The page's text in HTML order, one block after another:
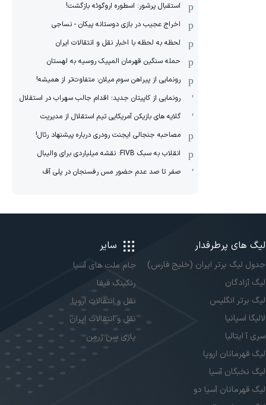
استقبال پرشور: اسطوره اروگوئه بازگشت!
اخراج عجیب در بازی دوستانه پیکان - نساجی
لحظه به لحظه با اخبار نقل و انتقالات ایران
حمله سنگین قهرمان المپیک روسیه به لهستان
رونمایی از پیراهن سوم میلان: متفاوت‌تر از همیشه!
رونمایی از کاپیتان جدید؛ اقدام جالب سهراب در استقلال
گلایه های بازیکن آمریکایی تیم استقلال از مدیریت
مصاحبه جنجالی ایجنت رودری درباره پیشنهاد رئال!
انقلاب به سبک FIVB: نقشه میلیاردی برای والیبال
صفر تا صد عدم حضور مس رفسنجان در پلی آف
لیگ های پرطرفدار
جدول لیگ برتر ایران (خلیج فارس)
لیگ آزادگان
لیگ برتر انگلیس
لالیگا اسپانیا
سری آ ایتالیا
لیگ قهرمانان اروپا
لیگ نخبگان آسیا
لیگ قهرمانان آسیا دو
سایر
جام ملت های آسیا
رنکینگ فیفا
نقل و انتقالات اروپا
نقل و انتقالات ایران
پاری سن ژرمن